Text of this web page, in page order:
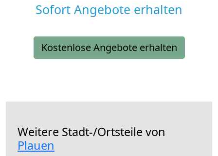
Sofort Angebote erhalten
Kostenlose Angebote erhalten
Weitere Stadt-/Ortsteile von
Plauen